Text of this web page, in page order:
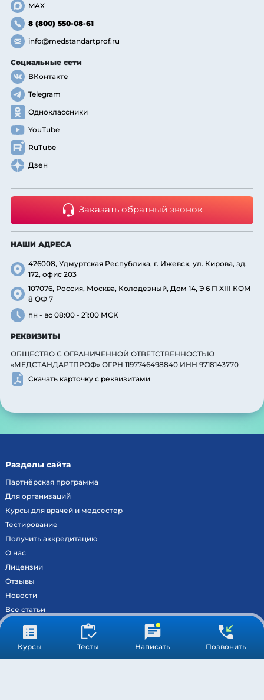
Курсы Тесты Написать Позвонить
MAX
8 (800) 550-08-61
info@medstandartprof.ru
Социальные сети
ВКонтакте
Telegram
Одноклассники
YouTube
RuTube
Дзен
Заказать обратный звонок
НАШИ АДРЕСА
426008, Удмуртская Республика, г. Ижевск, ул. Кирова, зд.
172, офис 203
107076, Россия, Москва, Колодезный, Дом 14, Э 6 П XIII КОМ
8 ОФ 7
пн - вс 08:00 - 21:00 МСК
РЕКВИЗИТЫ
ОБЩЕСТВО С ОГРАНИЧЕННОЙ ОТВЕТСТВЕННОСТЬЮ
«МЕДСТАНДАРТПРОФ» ОГРН 1197746498840 ИНН 9718143770
Скачать карточку с реквизитами
Разделы сайта
Партнёрская программа
Для организаций
Курсы для врачей и медсестер
Тестирование
Получить аккредитацию
О нас
Лицензии
Отзывы
Новости
Все статьи
Контакты
Вход на образовательный портал
Сведения